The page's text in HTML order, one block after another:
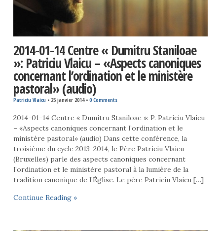
2014-01-14 Centre « Dumitru Staniloae
»: Patriciu Vlaicu – «Aspects canoniques
concernant l’ordination et le ministère
pastoral» (audio)
Patriciu Vlaicu • 25 janvier 2014• 0 Comments
2014-01-14 Centre « Dumitru Staniloae »: P. Patriciu Vlaicu
– «Aspects canoniques concernant l’ordination et le
ministère pastoral» (audio) Dans cette conférence, la
troisième du cycle 2013-2014, le Père Patriciu Vlaicu
(Bruxelles) parle des aspects canoniques concernant
l’ordination et le ministère pastoral à la lumière de la
tradition canonique de l’Église. Le père Patriciu Vlaicu […]
Continue Reading »